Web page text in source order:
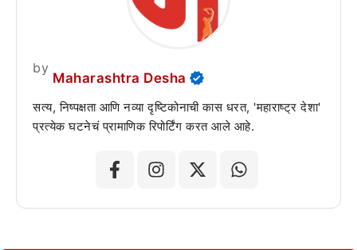
by
Maharashtra Desha
सत्य, निष्पक्षता आणि नव्या दृष्टिकोनाची कास धरत, 'महाराष्ट्र देशा'
प्रत्येक घटनेचं प्रामाणिक रिपोर्टिंग करत आले आहे.